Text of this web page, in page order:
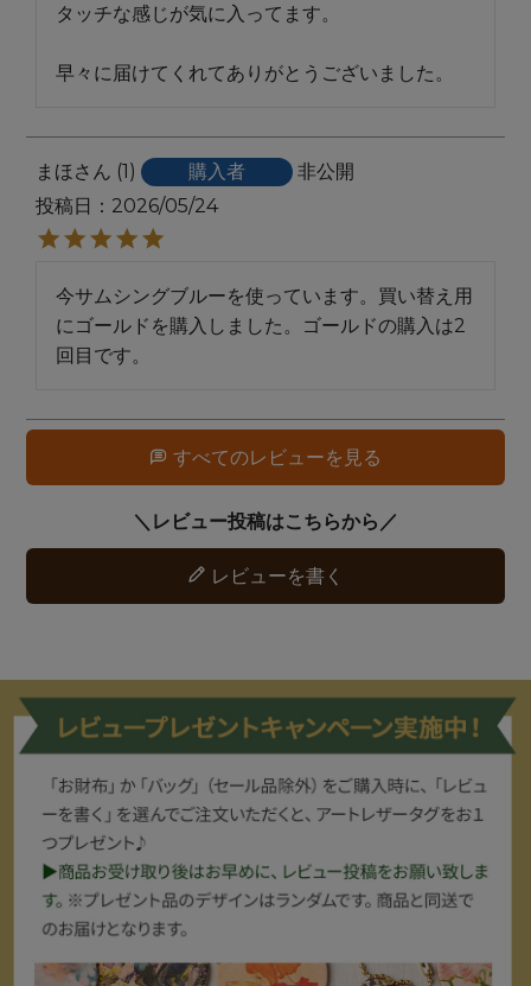
タッチな感じが気に入ってます。
早々に届けてくれてありがとうございました。
まほ 1 購入者
非公開
投稿日
2026/05/24
今サムシングブルーを使っています。買い替え用
にゴールドを購入しました。ゴールドの購入は2
回目です。
すべてのレビューを見る
レビューを書く